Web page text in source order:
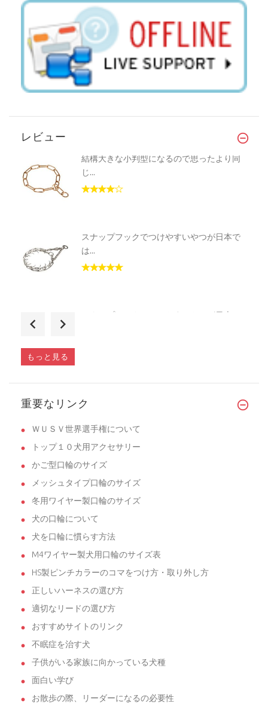
レビュー
結構大きな小判型になるので思ったより同
じ...
スナップフックでつけやすいやつが日本で
は...
スナップフックでつけやすいやつが日本で
は...
もっと見る
重要なリンク
ＷＵＳＶ世界選手権について
トップ１０犬用アクセサリー
かご型口輪のサイズ
メッシュタイプ口輪のサイズ
冬用ワイヤー製口輪のサイズ
犬の口輪について
犬を口輪に慣らす方法
M4ワイヤー製犬用口輪のサイズ表
HS製ピンチカラーのコマをつけ方・取り外し方
正しいハーネスの選び方
適切なリードの選び方
おすすめサイトのリンク
不眠症を治す犬
子供がいる家族に向かっている犬種
面白い学び
お散歩の際、リーダーになるの必要性